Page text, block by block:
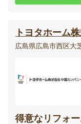
トヨタホーム
広島県広島市西区大
得意なリフォ